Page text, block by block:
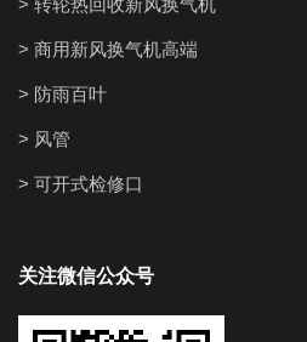
> 转轮热回收新风换气机
> 商用新风换气机高端
> 防雨百叶
> 风管
> 可开式检修口
关注微信公众号